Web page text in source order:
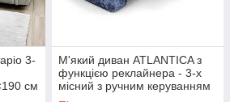
3-
см
М'який диван ATLANTICA з
функцією реклайнера - 3-х
місний з ручним керуванням